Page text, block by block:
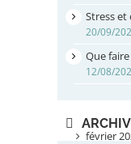
Stress et
20/09/
Que
12/08/
février